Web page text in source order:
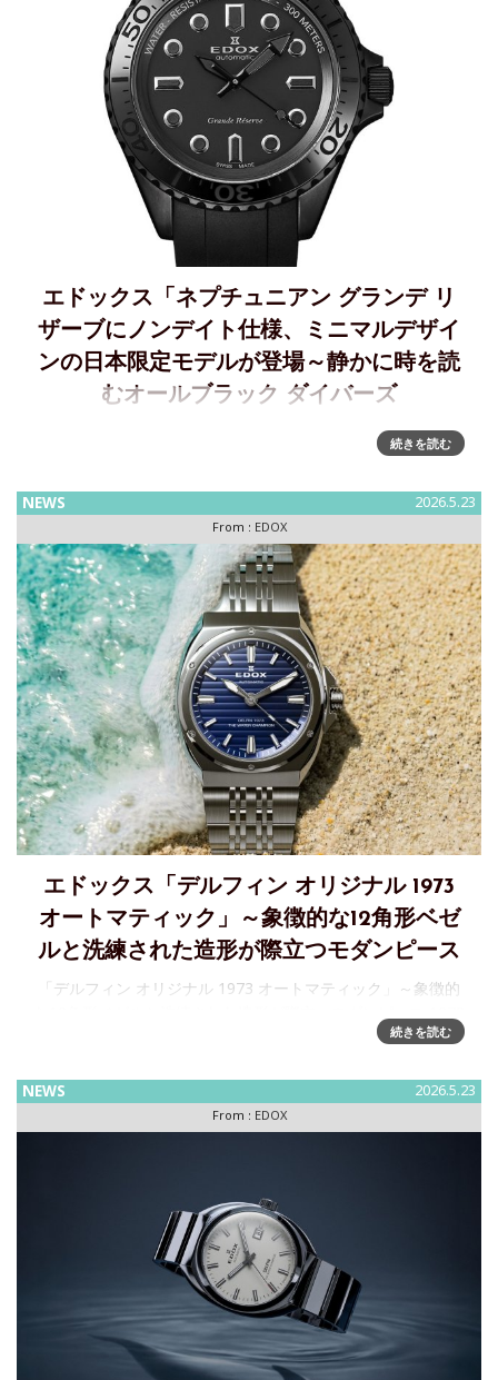
エドックス「ネプチュニアン グランデ リ
ザーブにノンデイト仕様、ミニマルデザイ
ンの日本限定モデルが登場～静かに時を読
むオールブラック ダイバーズ
「日本限定 ネプチュニアン グランデ リザーブ」～静かに時
を読むダイバーズ ― オールブラック ✖ ノンデイト仕様、ミ
ブラックの外装とノンデイト仕様を採用し、時を正確に読む
というダ
続きを読む
NEWS 2026.5.23
From : EDOX
エドックス「デルフィン オリジナル 1973
オートマティック」～象徴的な12角形ベゼ
ルと洗練された造形が際立つモダンピース
「デルフィン オリジナル 1973 オートマティック」～象徴的
年のデルフィンに初採用された12角形ベゼルを起点に、1970
続きを読む
NEWS 2026.5.23
From : EDOX